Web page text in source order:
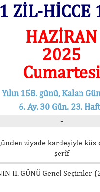
ZİL-HİCCE
HAZİRAN
2025
Cumartesi
Yılın 158. günü, Kalan
6. Ay, 30 Gün, 23.
-
ziyade kardeşiyle küs
şerîf
II. GÜNÜ Genel Seçimler